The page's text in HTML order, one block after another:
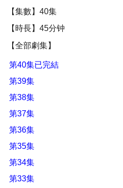
【集數】40集
【時長】45分钟
【全部劇集】
第40集已完結
第39集
第38集
第37集
第36集
第35集
第34集
第33集